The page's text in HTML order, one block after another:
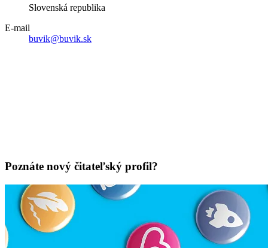
Slovenská republika
E-mail
buvik@buvik.sk
Poznáte nový čitateľský profil?